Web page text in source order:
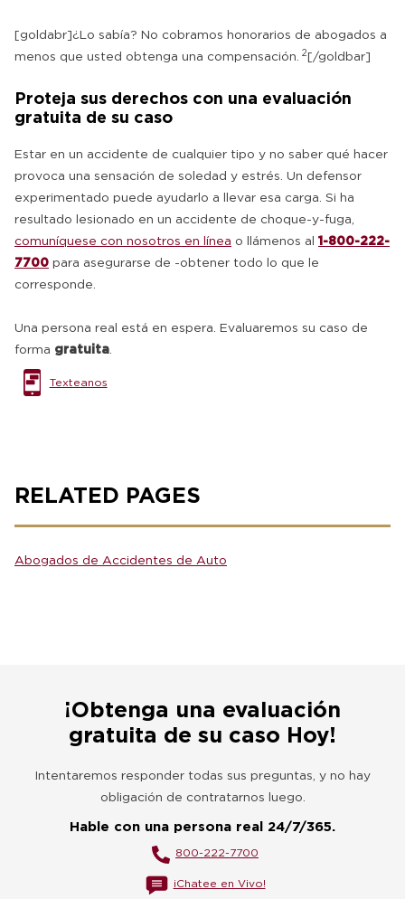
[goldabr]¿Lo sabía? No cobramos honorarios de abogados a
menos que usted obtenga una compensación. 2[/goldbar]
Proteja sus derechos con una evaluación
gratuita de su caso
Estar en un accidente de cualquier tipo y no saber qué hacer
provoca una sensación de soledad y estrés. Un defensor
experimentado puede ayudarlo a llevar esa carga. Si ha
resultado lesionado en un accidente de choque-y-fuga,
comuníquese con nosotros en línea o llámenos al 1-800-222-
7700 para asegurarse de -obtener todo lo que le
corresponde.
Una persona real está en espera. Evaluaremos su caso de
forma gratuita
Texteanos
RELATED PAGES
Abogados de Accidentes de Auto
¡Obtenga una evaluación
gratuita de su caso Hoy!
Intentaremos responder todas sus preguntas, y no hay
obligación de contratarnos luego.
Hable con una persona real 24/7/365.
800-222-7700
¡Chatee en Vivo!